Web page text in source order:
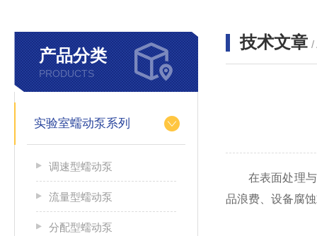
产品分类
PRODUCTS
实验室蠕动泵系列
调速型蠕动泵
流量型蠕动泵
分配型蠕动泵
技术文章 /
在表面处理
品浪费、设备腐